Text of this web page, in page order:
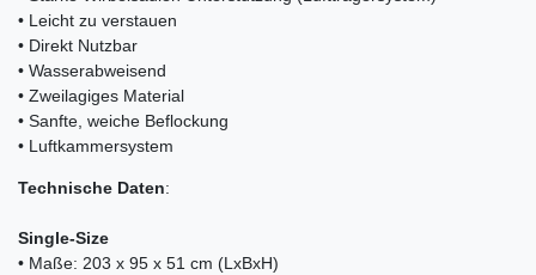
• Leicht zu verstauen
• Direkt Nutzbar
• Wasserabweisend
• Zweilagiges Material
• Sanfte, weiche Beflockung
• Luftkammersystem
Technische Daten:
Single-Size
• Maße: 203 x 95 x 51 cm (LxBxH)